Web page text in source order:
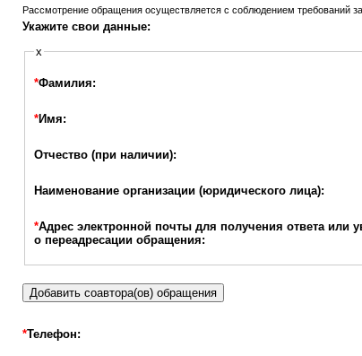
Рассмотрение обращения осуществляется с соблюдением требований
Укажите свои данные:
x
*Фамилия:
*Имя:
Отчество (при наличии):
Наименование организации (юридического лица):
*Адрес электронной почты для получения ответа или
о переадресации обращения:
Добавить соавтора(ов) обращения
*Телефон: